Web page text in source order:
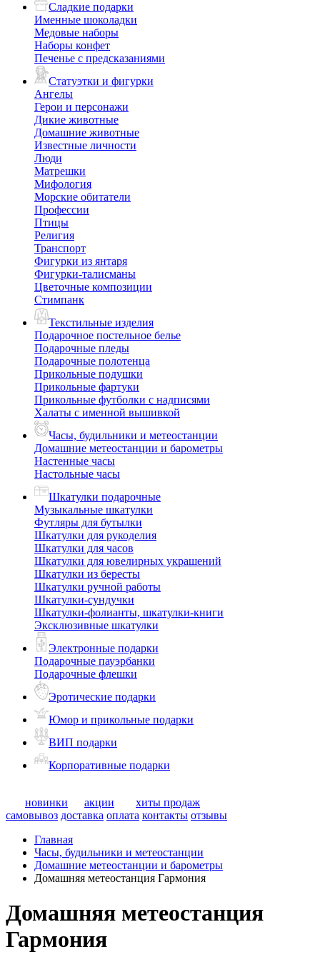
Сладкие подарки
Именные шоколадки
Медовые наборы
Наборы конфет
Печенье с предсказаниями
Статуэтки и фигурки
Ангелы
Герои и персонажи
Дикие животные
Домашние животные
Известные личности
Люди
Матрешки
Мифология
Морские обитатели
Профессии
Птицы
Религия
Транспорт
Фигурки из янтаря
Фигурки-талисманы
Цветочные композиции
Стимпанк
Текстильные изделия
Подарочное постельное белье
Подарочные пледы
Подарочные полотенца
Прикольные подушки
Прикольные фартуки
Прикольные футболки с надписями
Халаты с именной вышивкой
Часы, будильники и метеостанции
Домашние метеостанции и барометры
Настенные часы
Настольные часы
Шкатулки подарочные
Музыкальные шкатулки
Футляры для бутылки
Шкатулки для рукоделия
Шкатулки для часов
Шкатулки для ювелирных украшений
Шкатулки из бересты
Шкатулки ручной работы
Шкатулки-сундучки
Шкатулки-фолианты, шкатулки-книги
Эксклюзивные шкатулки
Электронные подарки
Подарочные пауэрбанки
Подарочные флешки
Эротические подарки
Юмор и прикольные подарки
ВИП подарки
Корпоративные подарки
новинки акции
хиты продаж
самовывоз доставка оплата контакты отзывы
Главная
Часы, будильники и метеостанции
Домашние метеостанции и барометры
Домашняя метеостанция Гармония
Домашняя метеостанция
Гармония